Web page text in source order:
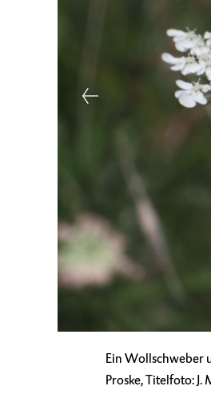
Ein Wollschweber
Proske, Titelfoto: J.